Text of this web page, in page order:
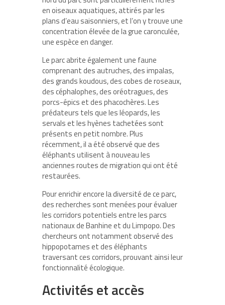
en oiseaux aquatiques, attirés par les
plans d’eau saisonniers, et l’on y trouve une
concentration élevée de la grue caronculée,
une espèce en danger.
Le parc abrite également une faune
comprenant des autruches, des impalas,
des grands koudous, des cobes de roseaux,
des céphalophes, des oréotragues, des
porcs-épics et des phacochères. Les
prédateurs tels que les léopards, les
servals et les hyènes tachetées sont
présents en petit nombre. Plus
récemment, il a été observé que des
éléphants utilisent à nouveau les
anciennes routes de migration qui ont été
restaurées.
Pour enrichir encore la diversité de ce parc,
des recherches sont menées pour évaluer
les corridors potentiels entre les parcs
nationaux de Banhine et du Limpopo. Des
chercheurs ont notamment observé des
hippopotames et des éléphants
traversant ces corridors, prouvant ainsi leur
fonctionnalité écologique.
Activités et accès